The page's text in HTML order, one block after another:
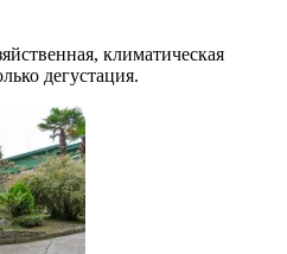
климатическая
дегустация.